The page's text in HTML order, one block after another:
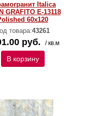
Italica
GRAFITO E-13118
60х120
товара:43261
руб. / кв.м
В корзину